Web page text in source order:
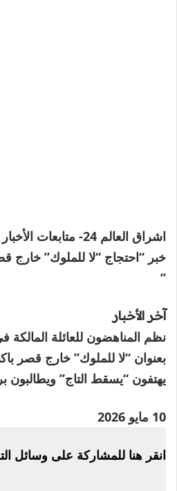
اشراق العالم 24-
خبر “احتجاج “لا للملوك” خارج
”
آخر الأخبار
نظم المناهضون للعائلة المالكة
بعنوان “لا للملوك” خارج قصر
يهتفون “يسقط التاج”
نُشرت
10
10 مايو 2026
انقر هنا للمشاركة على وسائل